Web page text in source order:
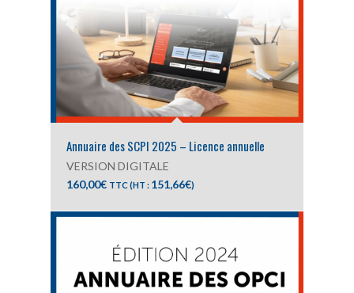
Annuaire des SCPI 2025 – Licence annuelle
VERSION DIGITALE
160,00€ TTC (HT : 151,66€)